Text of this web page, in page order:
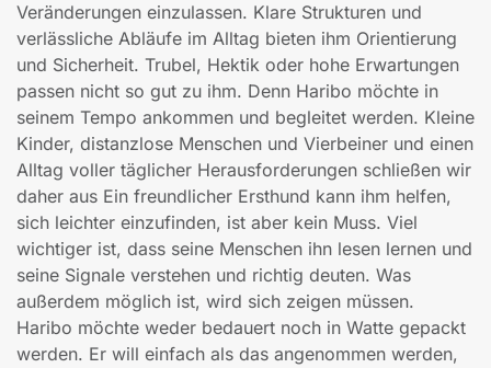
Veränderungen einzulassen. Klare Strukturen und
verlässliche Abläufe im Alltag bieten ihm Orientierung
und Sicherheit. Trubel, Hektik oder hohe Erwartungen
passen nicht so gut zu ihm. Denn Haribo möchte in
seinem Tempo ankommen und begleitet werden. Kleine
Kinder, distanzlose Menschen und Vierbeiner und einen
Alltag voller täglicher Herausforderungen schließen wir
daher aus Ein freundlicher Ersthund kann ihm helfen,
sich leichter einzufinden, ist aber kein Muss. Viel
wichtiger ist, dass seine Menschen ihn lesen lernen und
seine Signale verstehen und richtig deuten. Was
außerdem möglich ist, wird sich zeigen müssen.
Haribo möchte weder bedauert noch in Watte gepackt
werden. Er will einfach als das angenommen werden,